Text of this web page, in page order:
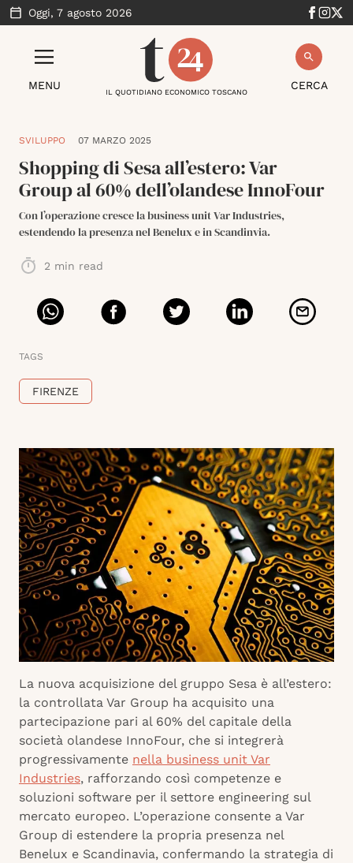
Oggi, 7 agosto 2026
MENU CERCA
IL QUOTIDIANO ECONOMICO TOSCANO
SVILUPPO 07 MARZO 2025
Shopping di Sesa all’estero: Var
Group al 60% dell’olandese InnoFour
Con l’operazione cresce la business unit Var Industries,
estendendo la presenza nel Benelux e in Scandinvia.
2 min read
TAGS
FIRENZE
La nuova acquisizione del gruppo Sesa è all’estero:
la controllata Var Group ha acquisito una
partecipazione pari al 60% del capitale della
società olandese InnoFour, che si integrerà
progressivamente nella business unit Var
Industries, rafforzando così competenze e
soluzioni software per il settore engineering sul
mercato europeo. L’operazione consente a Var
Group di estendere la propria presenza nel
Benelux e Scandinavia, confermando la strategia di